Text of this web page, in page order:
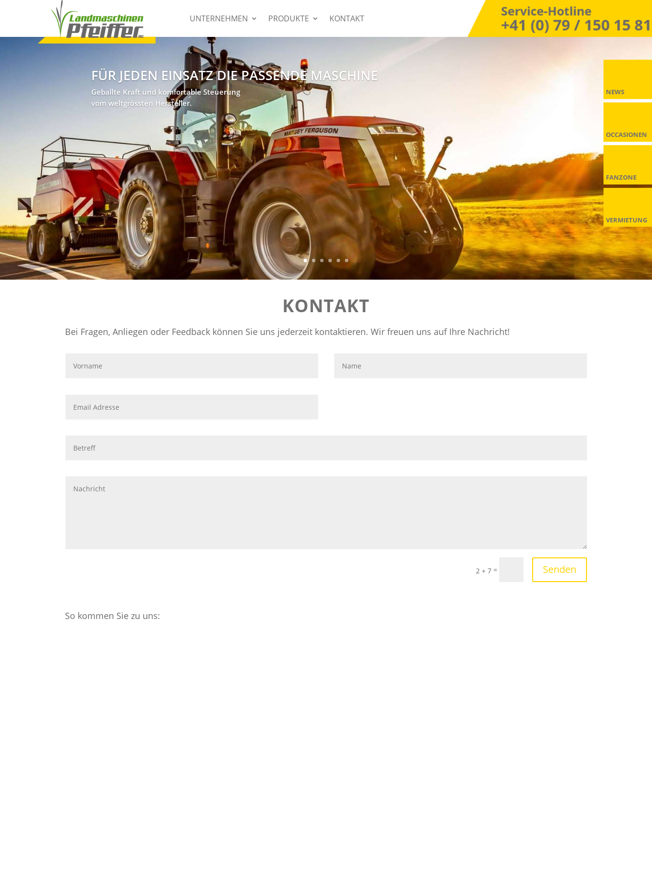
UNTERNEHMEN PRODUKTE KONTAKT
FÜR JEDEN EINSATZ DIE PASSENDE MASCHINE
Geballte Kraft und komfortable Steuerung
vom weltgrössten Hersteller.
NEWS
OCCASIONEN
FANZONE
VERMIETUNG
KONTAKT
Bei Fragen, Anliegen oder Feedback können Sie uns jederzeit kontaktieren. Wir freuen uns auf Ihre Nachricht!
2 + 7= Senden
So kommen Sie zu uns: